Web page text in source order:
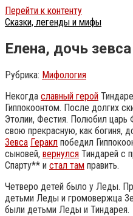
Перейти к контенту
Сказки, легенды и мифы
Елена, дочь
Рубрика: Мифология
Некогда славный герой
Гиппокоонтом. После долгих
Этолии, Фестия. Полюбил царь
свою прекрасную, как богиня,
Зевса Геракл победил
сыновей, вернулся Тиндарей с
Спарту** и стал там править.
Четверо детей было у Леды.
детьми Леды и громовержца
были детьми Леды и Тиндарея.